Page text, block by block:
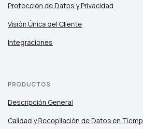
Protección de Datos y Privacidad
Visión Única del Cliente
Integraciones
PRODUCTOS
Descripción General
Calidad y Recopilación de Datos en